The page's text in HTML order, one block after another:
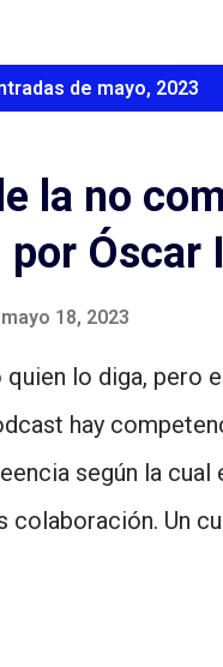
de mayo, 2023
la no
Óscar
mayo 18, 2023
lo diga, pero
hay
según la
Un